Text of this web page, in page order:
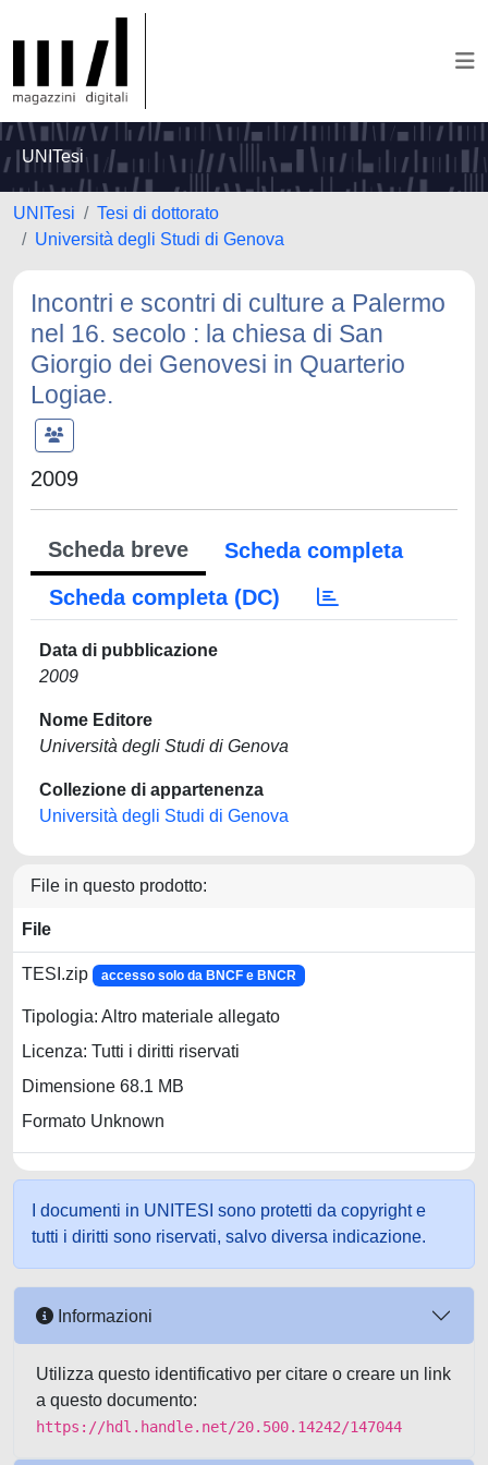
UNITesi
UNITesi
Tesi di dottorato
Università degli Studi di Genova
Incontri e scontri di culture a Palermo
nel 16. secolo : la chiesa di San
Giorgio dei Genovesi in Quarterio
Logiae.
2009
Scheda breve
Scheda completa
Scheda completa (DC)
Data di pubblicazione
2009
Nome Editore
Università degli Studi di Genova
Collezione di appartenenza
Università degli Studi di Genova
File in questo prodotto:
File
TESI.zip accesso solo da BNCF e BNCR
Tipologia: Altro materiale allegato
Licenza: Tutti i diritti riservati
Dimensione 68.1 MB
Formato Unknown
I documenti in UNITESI sono protetti da copyright e
tutti i diritti sono riservati, salvo diversa indicazione.
Informazioni
Utilizza questo identificativo per citare o creare un link
a questo documento:
https://hdl.handle.net/20.500.14242/147044